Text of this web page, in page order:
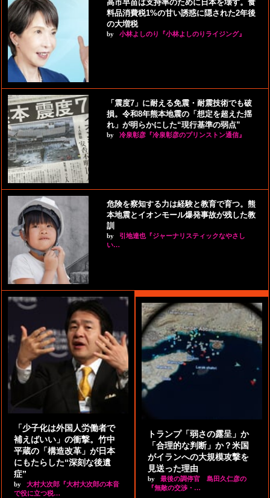
高市早苗は支持率のために日本を壊す。食
料品消費税1%の甘い誘惑に隠された2年後
の大増税
by 小林よしのり『小林よしのりライジング』
「震度7」に耐える免震・耐震技術でも破
損。令和8年熊本地震の「想定を超えた揺
れ」が明らかにした“現行基準の弱点”
by 冷泉彰彦『冷泉彰彦のプリンストン通信』
危険を察知する力は経験と教育で育つ。熊
本地震とイオンモール爆発事故が残した教
訓
by
引地達也『ジャーナリスティックなやさし
い…
「少子化は外国人労働者で
補えばいい」の衝撃。竹中
平蔵の「構造改革」が日本
にもたらした“深刻な後遺
症”
by
大村大次郎『大村大次郎の本音
で役に立つ税…
トランプ「弱さの露呈」か
「合理的な判断」か？米国
がイランへの大規模攻撃を
見送った理由
by
最後の調停官 島田久仁彦の
『無敵の交渉・…